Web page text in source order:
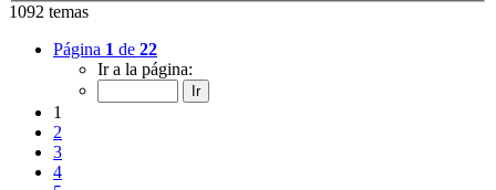
1092 temas
Página 1 de 22
Ir a la página:
1
2
3
4